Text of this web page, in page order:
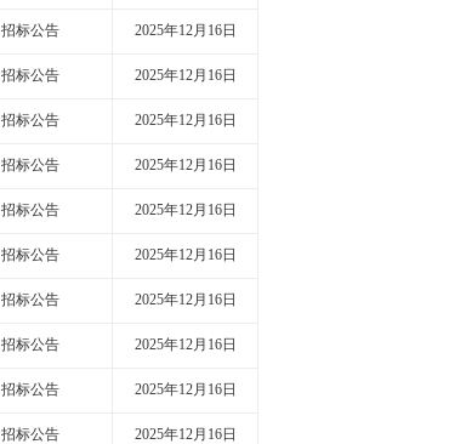
招标公告 2025年12月16日
招标公告 2025年12月16日
招标公告 2025年12月16日
招标公告 2025年12月16日
招标公告 2025年12月16日
招标公告 2025年12月16日
招标公告 2025年12月16日
招标公告 2025年12月16日
招标公告 2025年12月16日
招标公告 2025年12月16日